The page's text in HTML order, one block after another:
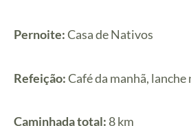
Pernoite:Casa de Nativos
Refeição:Café da manhã,
Caminhada total: 8 km